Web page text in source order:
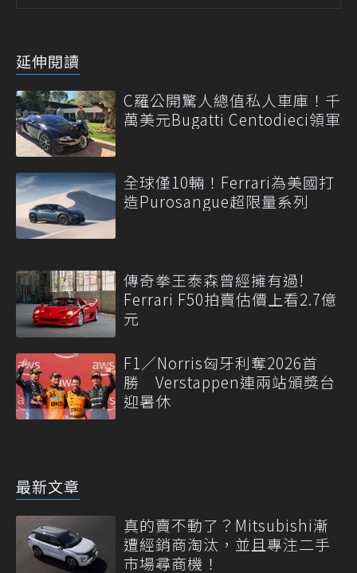
延伸閱讀
C羅公開驚人總值私人車庫！千
萬美元Bugatti Centodieci領軍
全球僅10輛！Ferrari為美國打
造Purosangue超限量系列
傳奇拳王泰森曾經擁有過!
Ferrari F50拍賣估價上看2.7億
元
F1／Norris匈牙利奪2026首
勝 Verstappen連兩站頒獎台
迎暑休
最新文章
真的賣不動了？Mitsubishi漸
遭經銷商淘汰，並且專注二手
市場尋商機！